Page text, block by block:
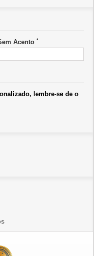
Acento *
lembre-se de o